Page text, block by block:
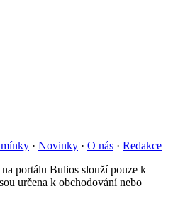
· Novinky · O nás · Redakce
portálu Bulios slouží pouze k
určena k obchodování nebo